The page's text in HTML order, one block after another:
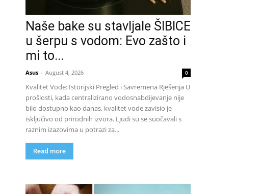
Naše bake su stavljale ŠIBICE
u šerpu s vodom: Evo zašto i
mi to...
Asus - August 4, 2026 0
Kvalitet Vode: Istorijski Pregled i Savremena Rješenja U
prošlosti, kada centralizirano vodosnabdijevanje nije
bilo dostupno kao danas, kvalitet vode zavisio je
isključivo od prirodnih izvora. Ljudi su se suočavali s
raznim izazovima u potrazi za...
Read more